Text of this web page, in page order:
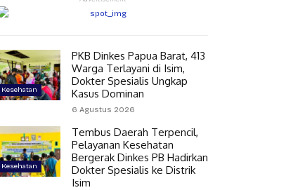
Kesehatan
PKB Dinkes Papua Barat, 413
Warga Terlayani di Isim,
Dokter Spesialis Ungkap
Kasus Dominan
6 Agustus 2026
Kesehatan
Tembus Daerah Terpencil,
Pelayanan Kesehatan
Bergerak Dinkes PB Hadirkan
Dokter Spesialis ke Distrik
Isim